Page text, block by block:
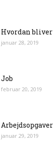
Hvordan bliver
januar 28, 2019
Job
februar 20, 2019
januar 29, 2019